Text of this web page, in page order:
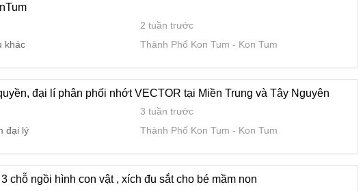
đừng mền gối trẻ em mầm non
hệ
1 tháng trước
15W-40 chính hãng, giao hàng nhanh tại KonTum
hệ
1 tháng trước
kiện xe máy
2 tuần trước
khác Thành Phố Kon Tum Kon Tum
đại lí phân phối nhớt VECTOR tại Miền Trung và Tây Nguyên
3 tuần trước
đại lý Thành Phố Kon Tum Kon Tum
chỗ ngồi hình con vật , xích đu sắt cho bé mầm non